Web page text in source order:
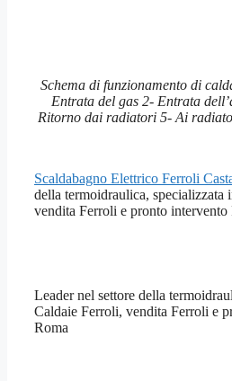
Schema di funzionamento di
Entrata del gas 2- Entrata
Ritorno dai radiatori 5- Ai
Scaldabagno Elettrico Ferroli
della termoidraulica, specializzata
vendita Ferroli e pronto
Leader nel settore della
Caldaie Ferroli, vendita Ferroli e
Roma